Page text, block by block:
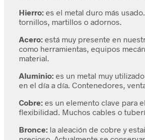
Hierro: es el metal duro más
tornillos, martillos o adornos.
Acero: está muy presente en
como herramientas, equipos
material.
Aluminio: es un metal muy
en el día a día. Contenedores,
Cobre: es un elemento clave para
flexibilidad. Muchos cables o
Bronce: la aleación de cobre y